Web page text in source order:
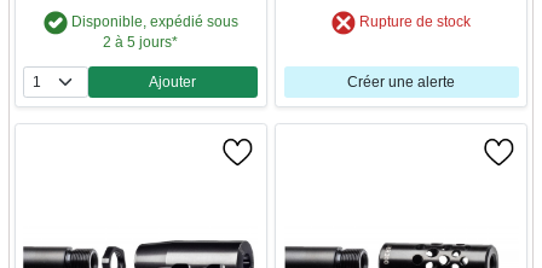
Disponible, expédié sous
2 à 5 jours*
Quantité
Ajouter
Rupture de stock
Créer une alerte